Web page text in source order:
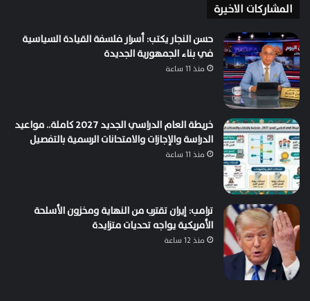
المشاركات الاخيرة
حسن النجار يكتب: أسرار فلسفة القيادة السياسية
في بناء الجمهورية الجديدة
منذ 11 ساعة
خريطة العام الدراسي الجديد 2027 كاملة.. مواعيد
الدراسة والإجازات والامتحانات الرسمية بالتفصيل
منذ 11 ساعة
ترامب: إيران تقترب من النهاية ومخزون الأسلحة
الأمريكية يواجه تحديات متزايدة
منذ 12 ساعة